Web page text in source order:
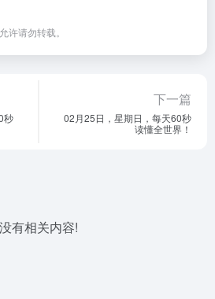
许请勿转载。
秒
下一篇
02月25日，星期日，每天60秒
读懂全世界！
没有相关内容!